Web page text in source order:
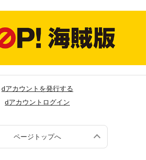
dアカウントを発行する
dアカウントログイン
ページトップへ